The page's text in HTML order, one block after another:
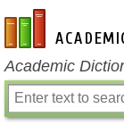
en-academic.com
Academic